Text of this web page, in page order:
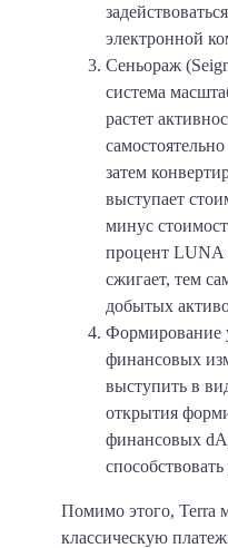
электронной
Сеньораж
система
растет
затем
выступает
минус
процент LUNA
сжигает, тем
добытых
Формирование
финансовых
выступить в
открытия
финансовых
Помимо этого, Terra
классическую